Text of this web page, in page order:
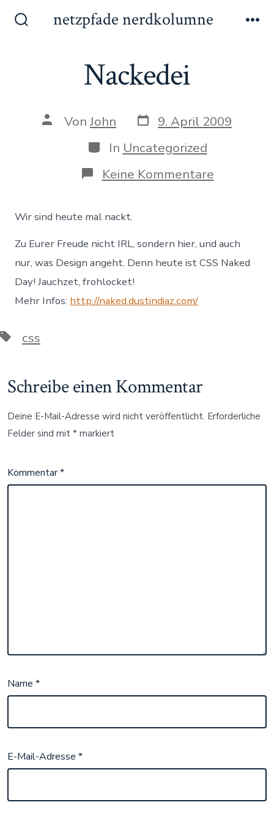
Inhalt
netzpfade nerdkolumne
Nackedei
Autor
Beitrags
VonJohn Datum
des
Beitrags
9. April 2009
Kategorien
In Uncategorized
Keine Kommentarezu
Nackedei
Wir sind heute mal nackt.
Zu Eurer Freude nicht IRL, sondern hier, und auch
nur, was Design angeht. Denn heute ist CSS Naked
Day! Jauchzet, frohlocket!
Mehr Infos: http://naked.dustindiaz.com/
Schlagwörter
css
Schreibe einen Kommentar
Deine E-Mail-Adresse wird nicht veröffentlicht. Erforderliche
Felder sind mit* markiert
Kommentar*
Name*
E-Mail-Adresse*